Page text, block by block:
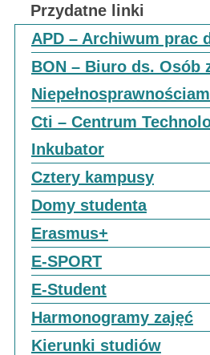
Przydatne linki
APD – Archiwum prac
BON – Biuro ds. Osób
Cti – Centrum
Inkubator
Cztery kampusy
Domy studenta
Erasmus+
E-SPORT
E-Student
Harmonogramy zajęć
Kierunki studiów